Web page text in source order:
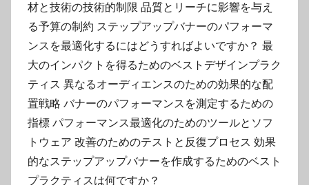
材と技術の技術的制限 品質とリーチに影響を与え
る予算の制約 ステップアップバナーのパフォーマ
ンスを最適化するにはどうすればよいですか？ 最
大のインパクトを得るためのベストデザインプラク
ティス 異なるオーディエンスのための効果的な配
置戦略 バナーのパフォーマンスを測定するための
指標 パフォーマンス最適化のためのツールとソフ
トウェア 改善のためのテストと反復プロセス 効果
的なステップアップバナーを作成するためのベスト
プラクティスは何ですか？